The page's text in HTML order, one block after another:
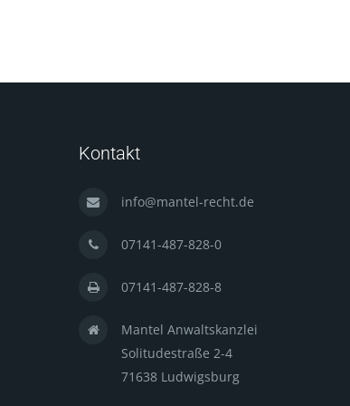
Kontakt
info@mantel-recht.de
07141-487-828-0
07141-487-828-8
Mantel Anwaltskanzlei
Solitudestraße 2-4
71638 Ludwigsburg